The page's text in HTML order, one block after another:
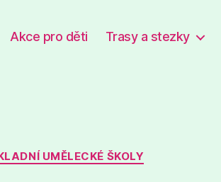
Akce pro děti Trasy a stezky
Rubriky
UMĚLECKÉ ŠKOLY